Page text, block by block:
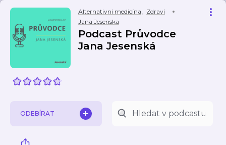
Alternativní medicína , Zdraví
Jana Jesenska
Podcast Průvodce
Jana Jesenská
ODEBÍRAT